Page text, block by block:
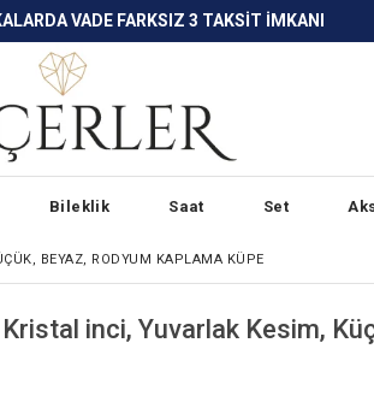
3 TAKSİT İMKANI
Bileklik Saat Set
BEYAZ, RODYUM KAPLAMA KÜPE
inci, Yuvarlak Kesim,